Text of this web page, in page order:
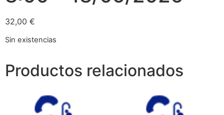
32,00 €
Sin existencias
Productos relacionados